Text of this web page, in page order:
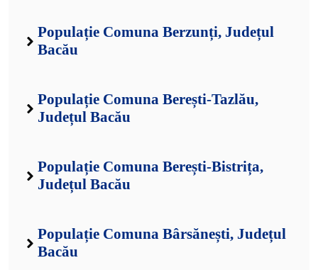
Populație Comuna Berzunți, Județul
Bacău
Populație Comuna Berești-Tazlău,
Județul Bacău
Populație Comuna Berești-Bistrița,
Județul Bacău
Populație Comuna Bârsănești, Județul
Bacău